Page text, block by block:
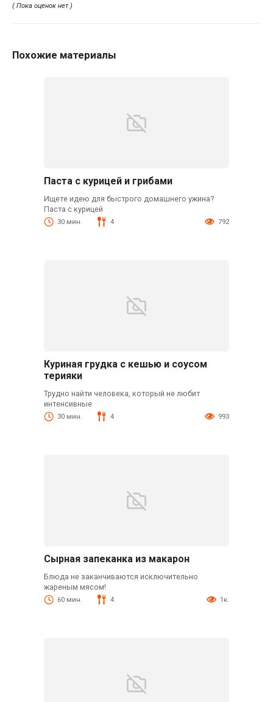
( Пока оценок нет )
Похожие материалы
Паста с курицей и грибами
Ищете идею для быстрого домашнего ужина?
Паста с курицей
30 мин. 4 792
Куриная грудка с кешью и соусом
терияки
Трудно найти человека, который не любит
интенсивные
30 мин. 4 993
Сырная запеканка из макарон
Блюда не заканчиваются исключительно
жареным мясом!
60 мин. 4 1к.